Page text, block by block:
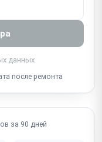
определяется /
выход)
(артефакты, не
данных
после ремонта
за 90 дней